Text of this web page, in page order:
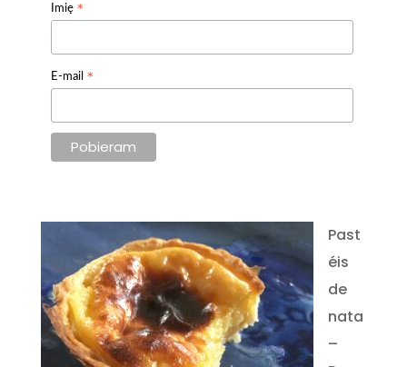
Imię *
E-mail *
Past
éis
de
nata
–